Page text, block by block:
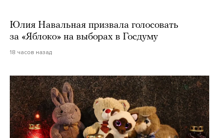
Юлия Навальная призвала голосовать
за «Яблоко» на выборах в Госдуму
18 часов назад